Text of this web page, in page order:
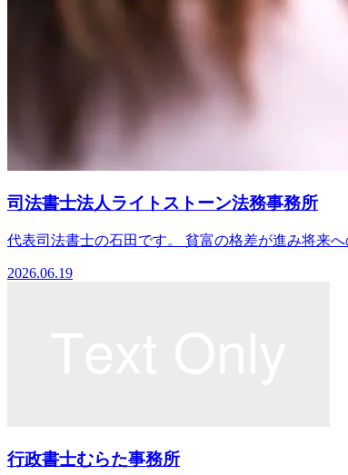
司法書士法人ライトストーン法務事務所
代表司法書士の石田です。 貧富の格差が進み将来
2026.06.19
行政書士むらた事務所